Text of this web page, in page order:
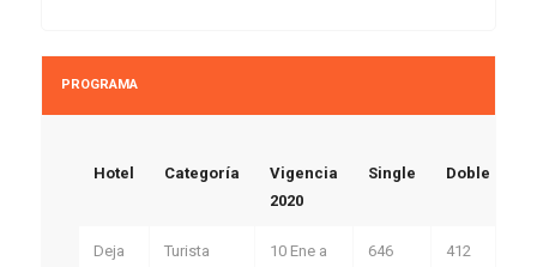
PROGRAMA
Hotel Categoría
Vigencia
2020
Single Doble
Deja
Turista
10 Ene a
646 412